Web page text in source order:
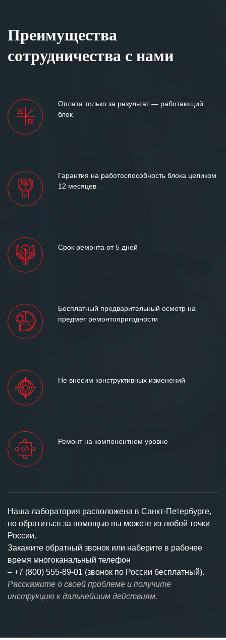
Особенно хочется отметить высокую
клиентоориентированность
персонала Вашей компании,
между нашими компаниями открытые
Преимущества
сотрудничества с нами
Оплата только за результат — работающий
блок
Гарантия на работоспособность блока целиком
12 месяцев
Срок ремонта от 5 дней
Бесплатный предварительный осмотр на
предмет ремонтопригодности
Не вносим конструктивных изменений
Ремонт на компонентном уровне
Наша лаборатория расположена в Санкт-Петербурге,
но обратиться за помощью вы можете из любой точки
России.
Закажите обратный звонок или наберите в рабочее
время многоканальный телефон
– +7 (800) 555-89-01 (звонок по России бесплатный).
Расскажите о своей проблеме и получите
инструкцию к дальнейшим действиям.